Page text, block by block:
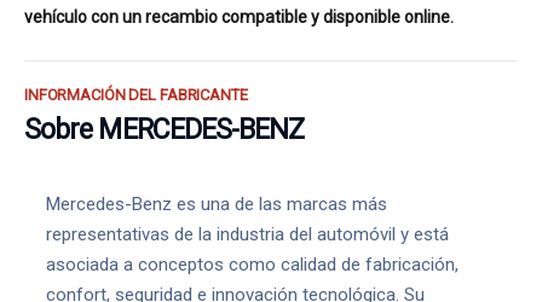
vehículo con un recambio compatible y disponible online.
INFORMACIÓN DEL FABRICANTE
Sobre MERCEDES-BENZ
Mercedes-Benz es una de las marcas más
representativas de la industria del automóvil y está
asociada a conceptos como calidad de fabricación,
confort, seguridad e innovación tecnológica. Su